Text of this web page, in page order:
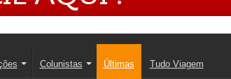
Colunistas Últimas Tudo Viagem